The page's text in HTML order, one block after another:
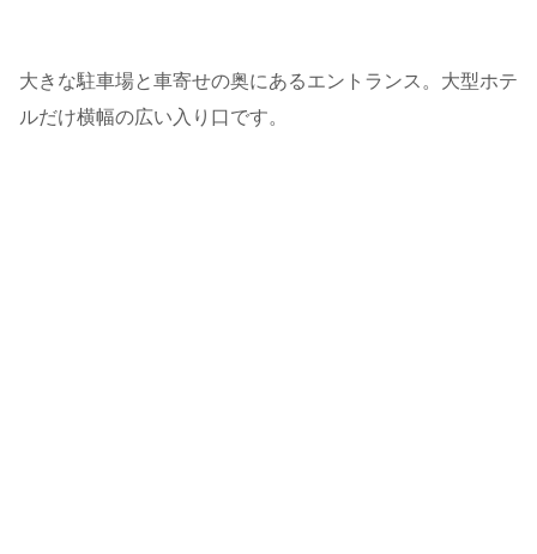
大きな駐車場と車寄せの奥にあるエントランス。大型ホテ
ルだけ横幅の広い入り口です。